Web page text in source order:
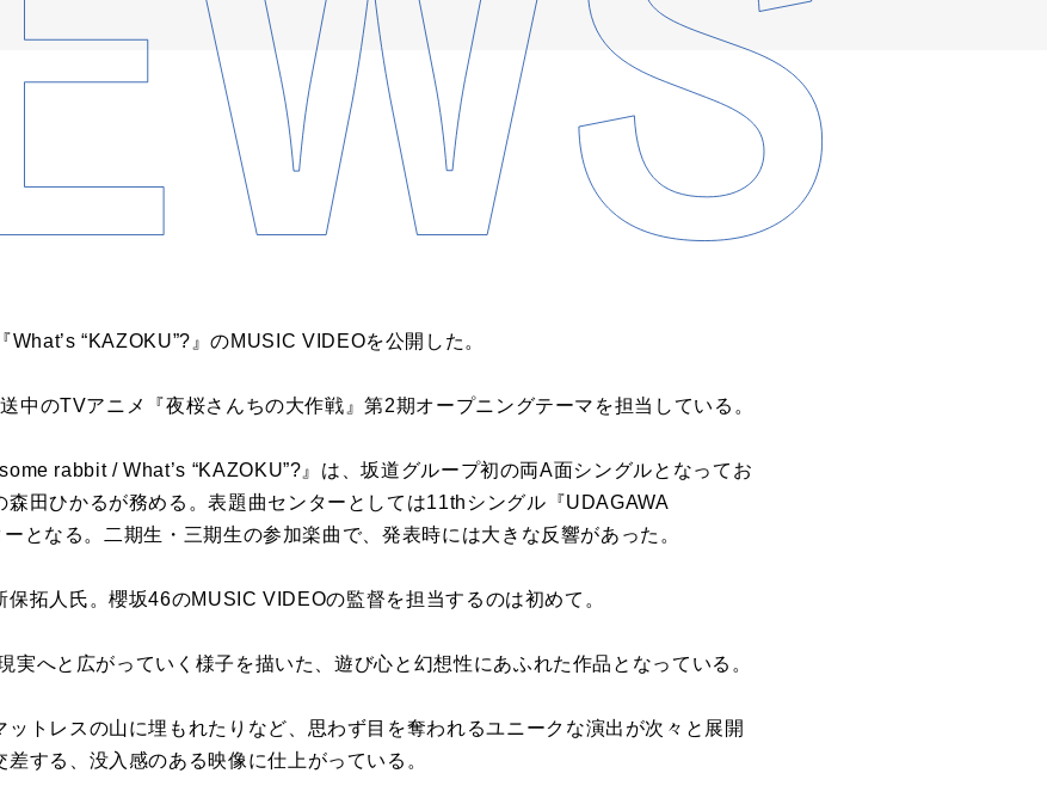
What’s“KAZOKU”? 』のMUSIC VIDEOを公開した。
中のTVアニメ『夜桜さんちの大作戦』第2期オープニングテーマを担当している。
rabbit / What’s “KAZOKU”? 』は、坂道グループ初の両A面シングルとなってお
森田ひかるが務める。表題曲センターとしては11th シングル『UDAGAWA
ーとなる。二期生・三期生の参加楽曲で、発表時には大きな反響があった。
保拓人氏。櫻坂46のMUSIC VIDEOの監督を担当するのは初めて。
実へと広がっていく様子を描いた、遊び心と幻想性にあふれた作品となっている。
トレスの山に埋もれたりなど、思わず目を奪われるユニークな演出が次々と展開
する、没入感のある映像に仕上がっている。